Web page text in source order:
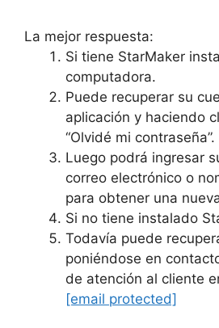
La mejor respuesta:
Si tiene StarMaker
computadora.
Puede recuperar su
aplicación y haciendo
“Olvidé mi contraseña”.
Luego podrá ingresar
correo electrónico o
para obtener una
Si no tiene instalado
Todavía puede
poniéndose en
de atención al cliente
[email protected]